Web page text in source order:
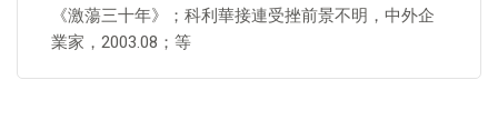
《激蕩三十年》；科利華接連受挫前景不明，中外企
業家，2003.08；等